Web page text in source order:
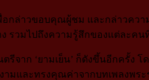
กล่าวขอบคุณผู้ชม และกล่าวคว
วมไปถึงความรู้สึกของแต่ละคน
จาก ‘ยามเย็น’ ก็ดังขึ้นอีกครั้ง
ามและทรงคุณค่าจากบทเพลง